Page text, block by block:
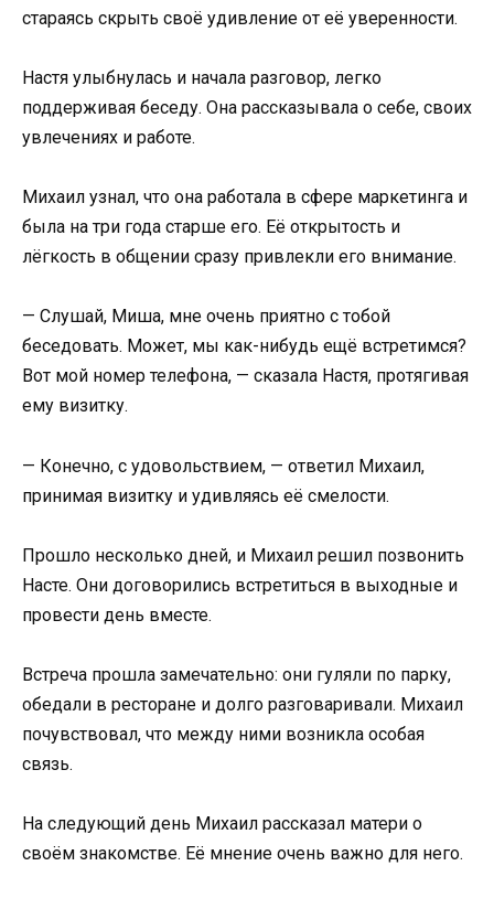
стараясь скрыть своё удивление от её уверенности.
Настя улыбнулась и начала разговор, легко
поддерживая беседу. Она рассказывала о себе, своих
увлечениях и работе.
Михаил узнал, что она работала в сфере маркетинга и
была на три года старше его. Её открытость и
лёгкость в общении сразу привлекли его внимание.
— Слушай, Миша, мне очень приятно с тобой
беседовать. Может, мы как-нибудь ещё встретимся?
Вот мой номер телефона, — сказала Настя, протягивая
ему визитку.
— Конечно, с удовольствием, — ответил Михаил,
принимая визитку и удивляясь её смелости.
Прошло несколько дней, и Михаил решил позвонить
Насте. Они договорились встретиться в выходные и
провести день вместе.
Встреча прошла замечательно: они гуляли по парку,
обедали в ресторане и долго разговаривали. Михаил
почувствовал, что между ними возникла особая
связь.
На следующий день Михаил рассказал матери о
своём знакомстве. Её мнение очень важно для него.